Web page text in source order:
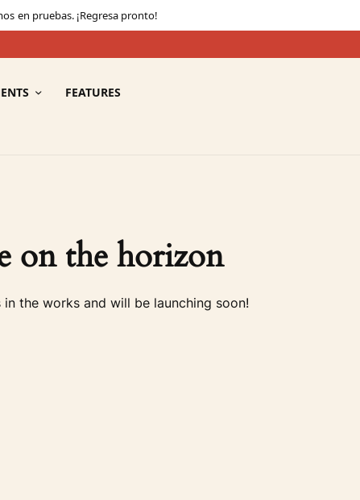
en pruebas. ¡Regresa pronto!
FEATURES
on the horizon
the works and will be launching soon!